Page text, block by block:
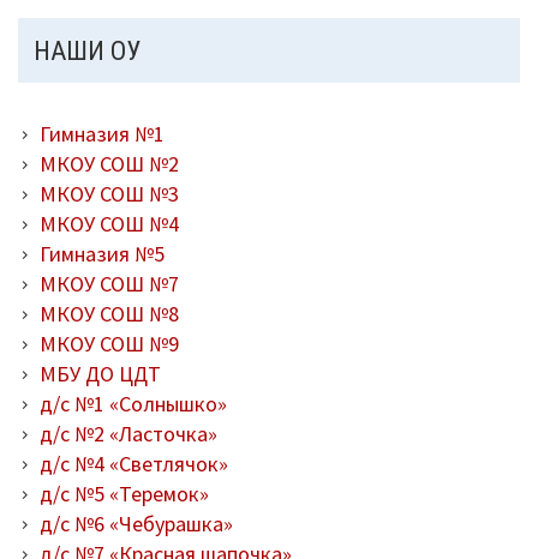
НАШИ ОУ
Гимназия №1
МКОУ СОШ №2
МКОУ СОШ №3
МКОУ СОШ №4
Гимназия №5
МКОУ СОШ №7
МКОУ СОШ №8
МКОУ СОШ №9
МБУ ДО ЦДТ
д/с №1 «Солнышко»
д/с №2 «Ласточка»
д/с №4 «Светлячок»
д/с №5 «Теремок»
д/с №6 «Чебурашка»